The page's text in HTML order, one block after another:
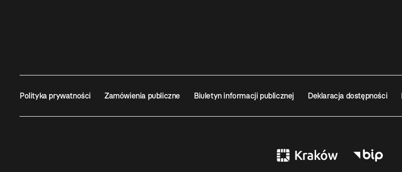
Polityka prywatności Zamówienia publiczne Biuletyn informacji publicznej Deklaracja dostępności